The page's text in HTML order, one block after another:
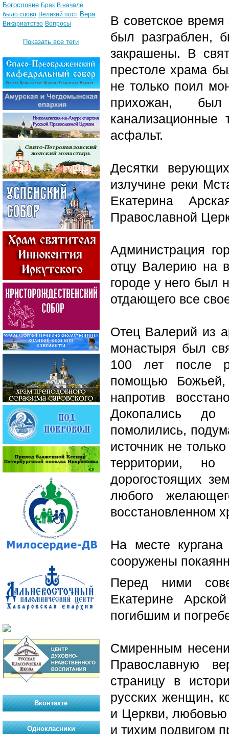
В советское
был разграблен,
закрашены. В
престоле храма
не только поил
прихожан,
асфальт.
Десятки
излучине реки
Екатерина
Православной
Администрация
отцу Валерию на
городе у него был
отдающего все
Отец Валерий из
монастыря был
100 лет после
помощью
напротив
Докопались до
помолились,
источник не
территории,
дорогостоящих
любого
восстановленном
На месте
сооружены
Перед ними
Екатерине
погибшим и
Смиренным
Православную
страницу в
русских женщин,
и Церкви,
и тихим подвигом
Богословие Брак В начале
было слово Великий пост Вера
Викариатство Вопросы
Показать все теги
Вконтакте
Однокласники